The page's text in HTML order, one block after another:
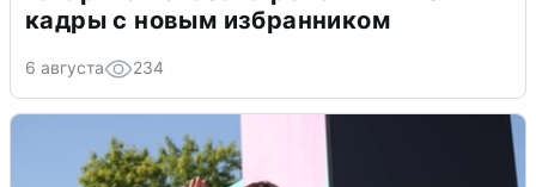
кадры с новым избранником
6 августа 234